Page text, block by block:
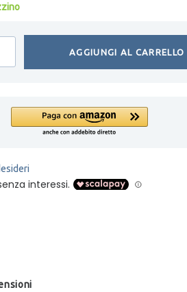
AGGIUNGI AL CARRELLO